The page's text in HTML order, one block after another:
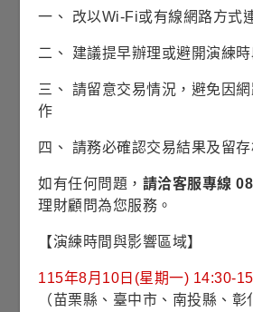
日漲跌
-0.02
每單
最新淨值
902.57
日漲跌
-1.32
日帳跌幅
-0.15%
配息
一、 改以Wi-Fi或有線網路方式
二、 建議提早辦理或避開演練時
三、 請留意交易情況，避免因
作
四、 請務必確認交易結果及留存
如有任何問題， 請洽客服專線
理財顧問為您服務。
【演練時間與影響區域】
115年8月10日(星期一) 14:30-
（苗栗縣、臺中市、南投縣、